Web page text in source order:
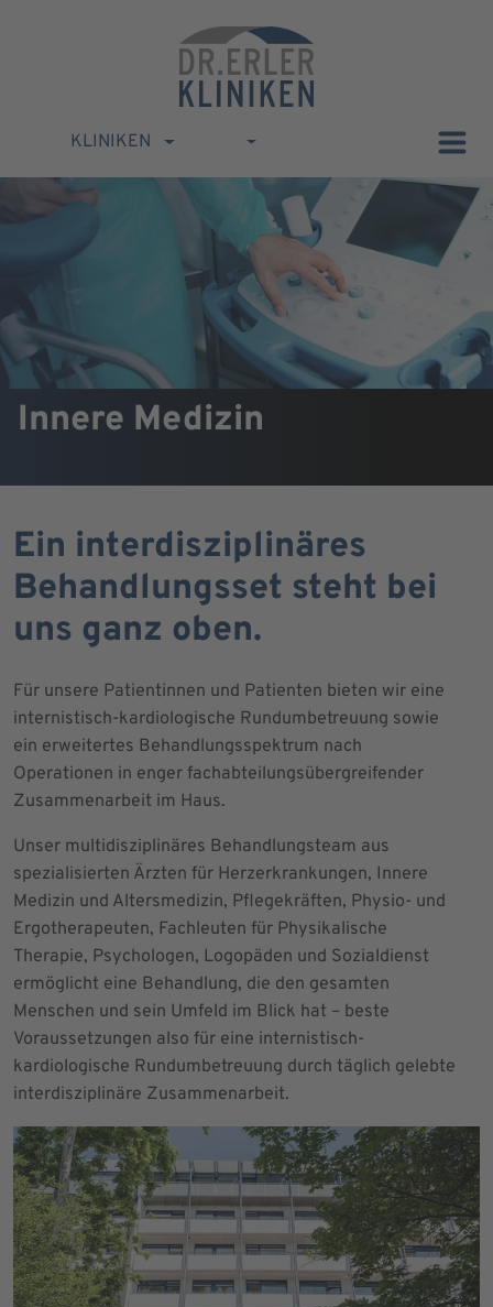
KLINIKEN
Innere Medizin
Ein interdisziplinäres
Behandlungsset steht bei
uns ganz oben.
Für unsere Patientinnen und Patienten bieten wir eine
internistisch-kardiologische Rundumbetreuung sowie
ein erweitertes Behandlungsspektrum nach
Operationen in enger fachabteilungsübergreifender
Zusammenarbeit im Haus.
Unser multidisziplinäres Behandlungsteam aus
spezialisierten Ärzten für Herzerkrankungen, Innere
Medizin und Altersmedizin, Pflegekräften, Physio- und
Ergotherapeuten, Fachleuten für Physikalische
Therapie, Psychologen, Logopäden und Sozialdienst
ermöglicht eine Behandlung, die den gesamten
Menschen und sein Umfeld im Blick hat – beste
Voraussetzungen also für eine internistisch-
kardiologische Rundumbetreuung durch täglich gelebte
interdisziplinäre Zusammenarbeit.